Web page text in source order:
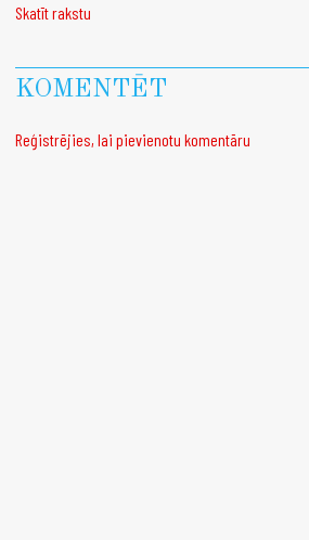
Skatīt rakstu
KOMENTĒT
Reģistrējies, lai pievienotu komentāru